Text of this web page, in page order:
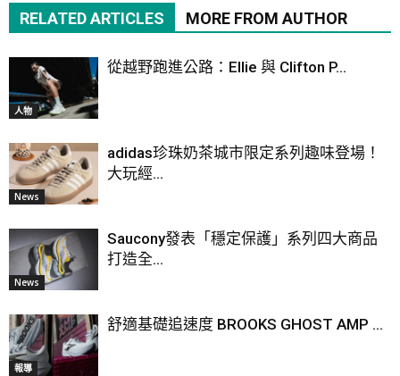
RELATED ARTICLES MORE FROM AUTHOR
人物
從越野跑進公路：Ellie 與 Clifton P...
News
adidas珍珠奶茶城市限定系列趣味登場！
大玩經...
News
Saucony發表「穩定保護」系列四大商品
打造全...
報導
舒適基礎追速度 BROOKS GHOST AMP ...